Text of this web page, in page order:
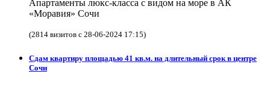
Апартаменты люкс-класса с видом на море в АК
«Моравия» Сочи
(2814 визитов с 28-06-2024 17:15)
Сдам квартиру площадью 41 кв.м. на длительный срок в центре
Сочи